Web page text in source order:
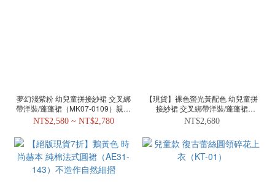
夢幻淺紫粉 幼兒童拼接紗裙 交叉綁
帶洋裝/蓬蓬裙（MK07-0109）親子
系列 母女裝
NT$2,580 ~ NT$2,780
【現貨】裸色螢光黃配色 幼兒童拼
接紗裙 交叉綁帶洋裝/蓬蓬裙
（MK07-Y）親子系列 母女裝
NT$2,680